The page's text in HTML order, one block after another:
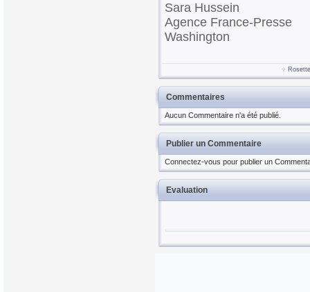
Sara Hussein
Agence France-Presse
Washington
Rosette
Commentaires
Aucun Commentaire n'a été publié.
Publier un Commentaire
Connectez-vous pour publier un
Evaluation